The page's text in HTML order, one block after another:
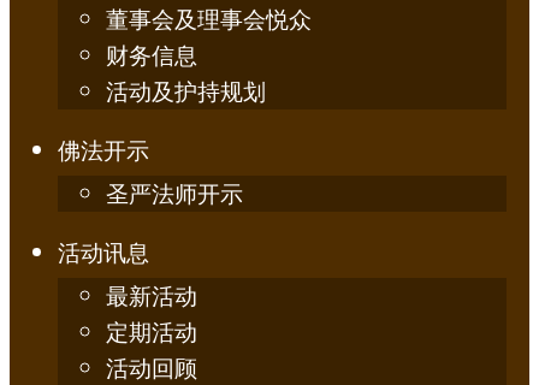
董事会及理事会悦众
财务信息
活动及护持规划
佛法开示
圣严法师开示
活动讯息
最新活动
定期活动
活动回顾